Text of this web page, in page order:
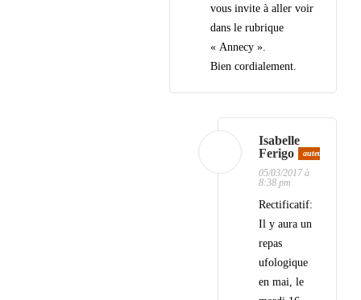
vous invite à aller voir
dans le rubrique
« Annecy ».
Bien cordialement.
Isabelle
Ferigo
auteur
05/03/2017 à
8:38 pm
Rectificatif:
Il y aura un
repas
ufologique
en mai, le